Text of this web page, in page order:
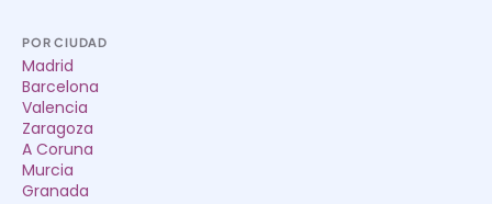
POR CIUDAD
Madrid
Barcelona
Valencia
Zaragoza
A Coruna
Murcia
Granada